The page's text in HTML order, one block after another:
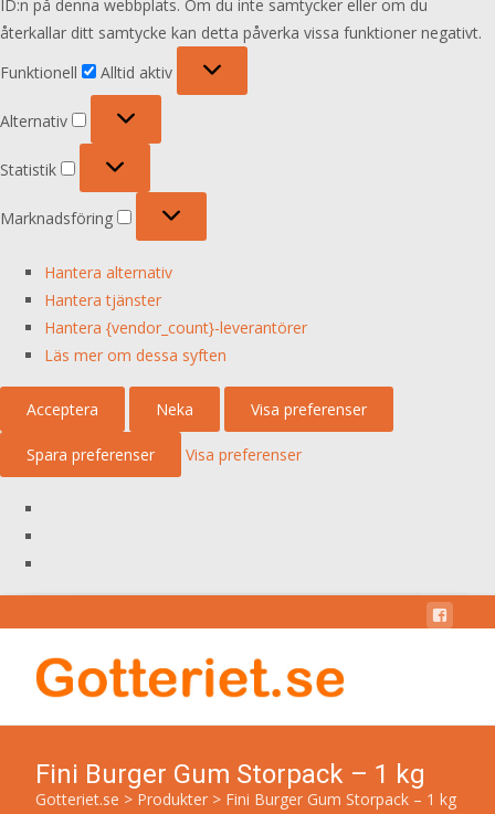
ID:n på denna webbplats. Om du inte samtycker eller om du
återkallar ditt samtycke kan detta påverka vissa funktioner negativt.
Funktionell
Alltid aktiv
Alternativ
Statistik
Marknadsföring
Hantera alternativ
Hantera tjänster
Hantera {vendor_count}-leverantörer
Läs mer om dessa syften
Acceptera Neka Visa preferenser
Spara preferenser Visa preferenser
Fini Burger Gum Storpack – 1 kg
Gotteriet.se > Produkter > Fini Burger Gum Storpack – 1 kg